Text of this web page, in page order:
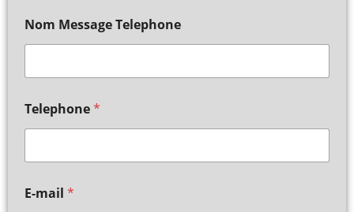
Nom Message Telephone
Telephone*
E-mail *